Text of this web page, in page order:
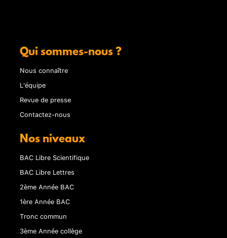
Qui sommes-nous ?
Nous connaître
L'équipe
Revue de presse
Contactez-nous
Nos niveaux
BAC Libre Scientifique
BAC Libre Lettres
2ème Année BAC
1ère Année BAC
Tronc commun
3ème Année collège